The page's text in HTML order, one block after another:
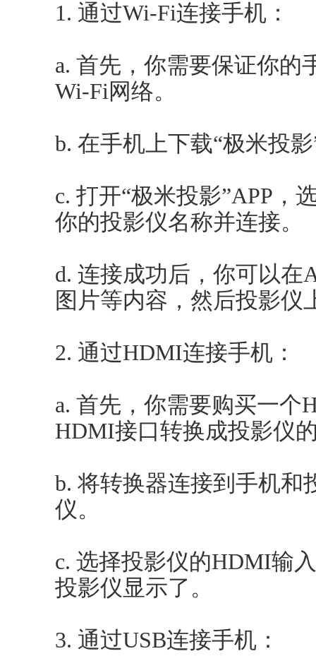
1. 通过Wi-Fi连接手机：
a. 首先，你需要保证你的
Wi-Fi网络。
b. 在手机上下载“极米投
c. 打开“极米投影”APP，
你的投影仪名称并连接。
d. 连接成功后，你可以在
图片等内容，然后投影仪
2. 通过HDMI连接手机：
a. 首先，你需要购买一个
HDMI接口转换成投影仪
b. 将转换器连接到手机和
仪。
c. 选择投影仪的HDMI输
投影仪显示了。
3. 通过USB连接手机：